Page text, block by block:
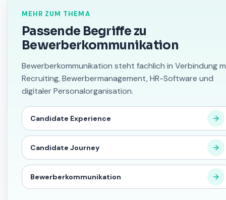
MEHR ZUM THEMA
Passende Begriffe zu
Bewerberkommunikation
Bewerberkommunikation steht fachlich in Verbindung
Recruiting, Bewerbermanagement, HR-Software und
digitaler Personalorganisation.
Candidate Experience
Candidate Journey
Bewerberkommunikation